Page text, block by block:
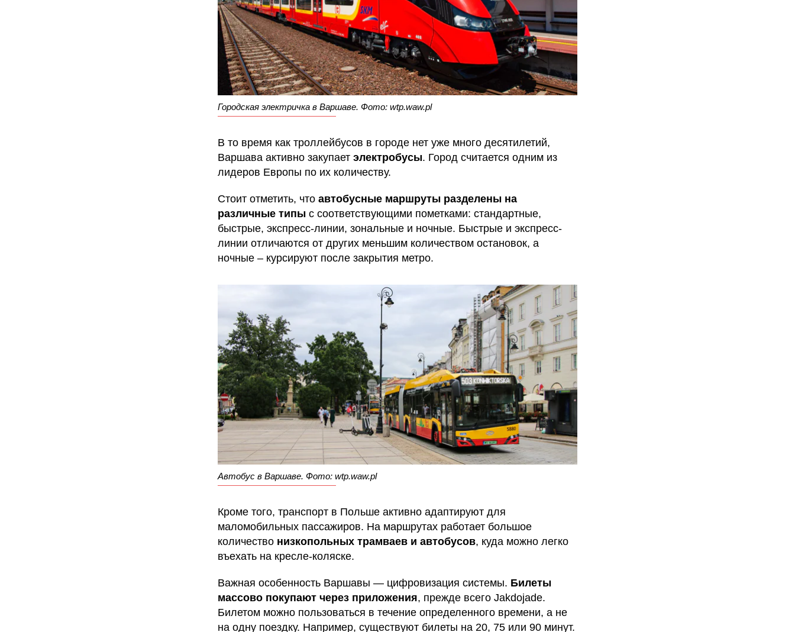
Городская электричка в Варшаве. Фото: wtp.waw.pl
В то время как троллейбусов в городе нет уже много десятилетий,
Варшава активно закупает электробусы. Город считается одним из
лидеров Европы по их количеству.
Стоит отметить, что автобусные маршруты разделены на
различные типы с соответствующими пометками: стандартные,
быстрые, экспресс-линии, зональные и ночные. Быстрые и экспресс-
линии отличаются от других меньшим количеством остановок, а
ночные – курсируют после закрытия метро.
Автобус в Варшаве. Фото: wtp.waw.pl
Кроме того, транспорт в Польше активно адаптируют для
маломобильных пассажиров. На маршрутах работает большое
количество низкопольных трамваев и автобусов, куда можно легко
въехать на кресле-коляске.
Важная особенность Варшавы — цифровизация системы. Билеты
массово покупают через приложения, прежде всего Jakdojade.
Билетом можно пользоваться в течение определенного времени, а не
на одну поездку. Например, существуют билеты на 20, 75 или 90 минут.